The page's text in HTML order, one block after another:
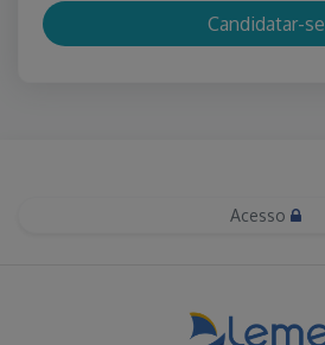
Candidatar-se
Acesso